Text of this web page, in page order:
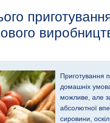
Приготування
домашніх
можливе, але
абсолютної
сировини,